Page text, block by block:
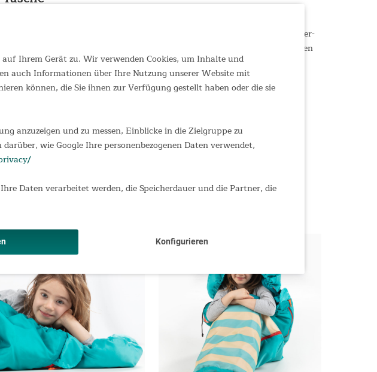
– und die in vielen bunten Modellen als kuschelig weiche
ihrer Sorgenfresser-Freunde, für jeden Geschmack ist ein Sorgenfresser-
haben – sie werden ebenfalls allen Ansprüchen eines qualitativ hochwertigen
Ihrem Gerät zu. Wir verwenden Cookies, um Inhalte und
auch Informationen über Ihre Nutzung unserer Website mit
können, die Sie ihnen zur Verfügung gestellt haben oder die sie
anzuzeigen und zu messen, Einblicke in die Zielgruppe zu
wie Google Ihre personenbezogenen Daten verwendet,
Daten verarbeitet werden, die Speicherdauer und die Partner, die
Konfigurieren